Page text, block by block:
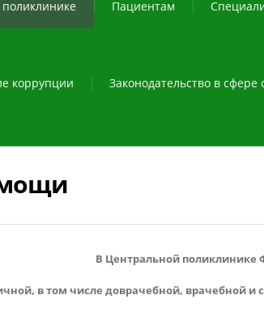
Пациентам
коррупции Законодательство в
Центральной поликлинике
в том числе доврачебной, врачебной